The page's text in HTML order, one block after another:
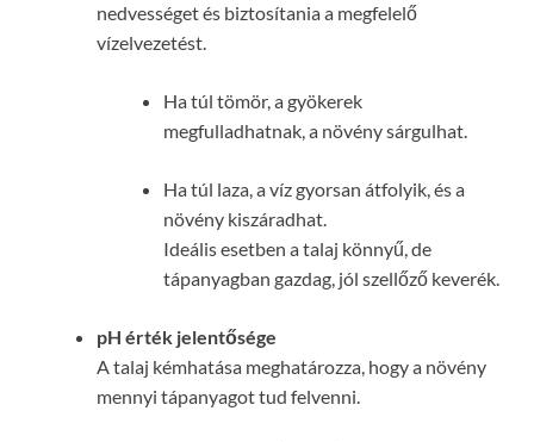
nedvességet és biztosítania a megfelelő
vízelvezetést.
Ha túl tömör, a gyökerek
megfulladhatnak, a növény sárgulhat.
Ha túl laza, a víz gyorsan átfolyik, és a
növény kiszáradhat.
Ideális esetben a talaj könnyű, de
tápanyagban gazdag, jól szellőző keverék.
pH érték jelentősége
A talaj kémhatása meghatározza, hogy a növény
mennyi tápanyagot tud felvenni.